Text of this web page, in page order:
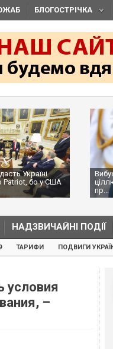
БЛОГОСТРІЧКА
Україні
Patriot, бо у США
пр...
НАДЗВИЧАЙНІ ПОДІЇ
ТАРИФИ ПОДВИГИ
условия
–